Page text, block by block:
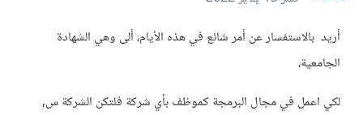
أريد بالاستفسار عن أمر شائع في هذه الأيام، ألى وهي الشهادة
الجامعية،
لكي اعمل في مجال البرمجة كموظف بأي شركة فلتكن الشركة س,